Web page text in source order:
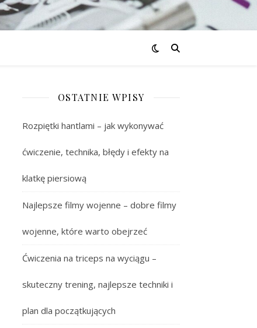
OSTATNIE WPISY
Rozpiętki hantlami – jak wykonywać
ćwiczenie, technika, błędy i efekty na
klatkę piersiową
Najlepsze filmy wojenne – dobre filmy
wojenne, które warto obejrzeć
Ćwiczenia na triceps na wyciągu –
skuteczny trening, najlepsze techniki i
plan dla początkujących